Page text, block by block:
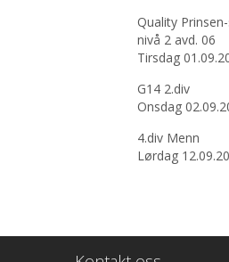
Quality
nivå 2 avd. 06
Tirsdag
G14 2.div
Onsdag
4.div Menn
Lørdag